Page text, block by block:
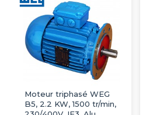
Moteur triphasé WEG
B5, 2.2 KW, 1500 tr/min,